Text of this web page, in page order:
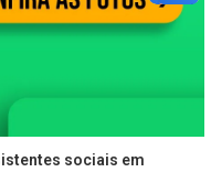
sociais em